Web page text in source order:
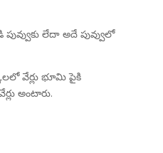
పువ్వుకు లేదా అదే పువ్వులో
వేర్లు భూమి పైకి
అంటారు.